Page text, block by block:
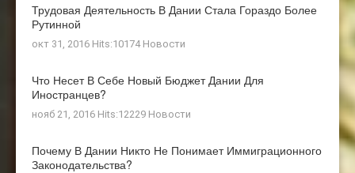
Трудовая Деятельность В Дании Стала Гораздо Более
Рутинной
окт 31, 2016 Hits:10174 Новости
Что Несет В Себе Новый Бюджет Дании Для
Иностранцев?
нояб 21, 2016 Hits:12229 Новости
Почему В Дании Никто Не Понимает Иммиграционного
Законодательства?